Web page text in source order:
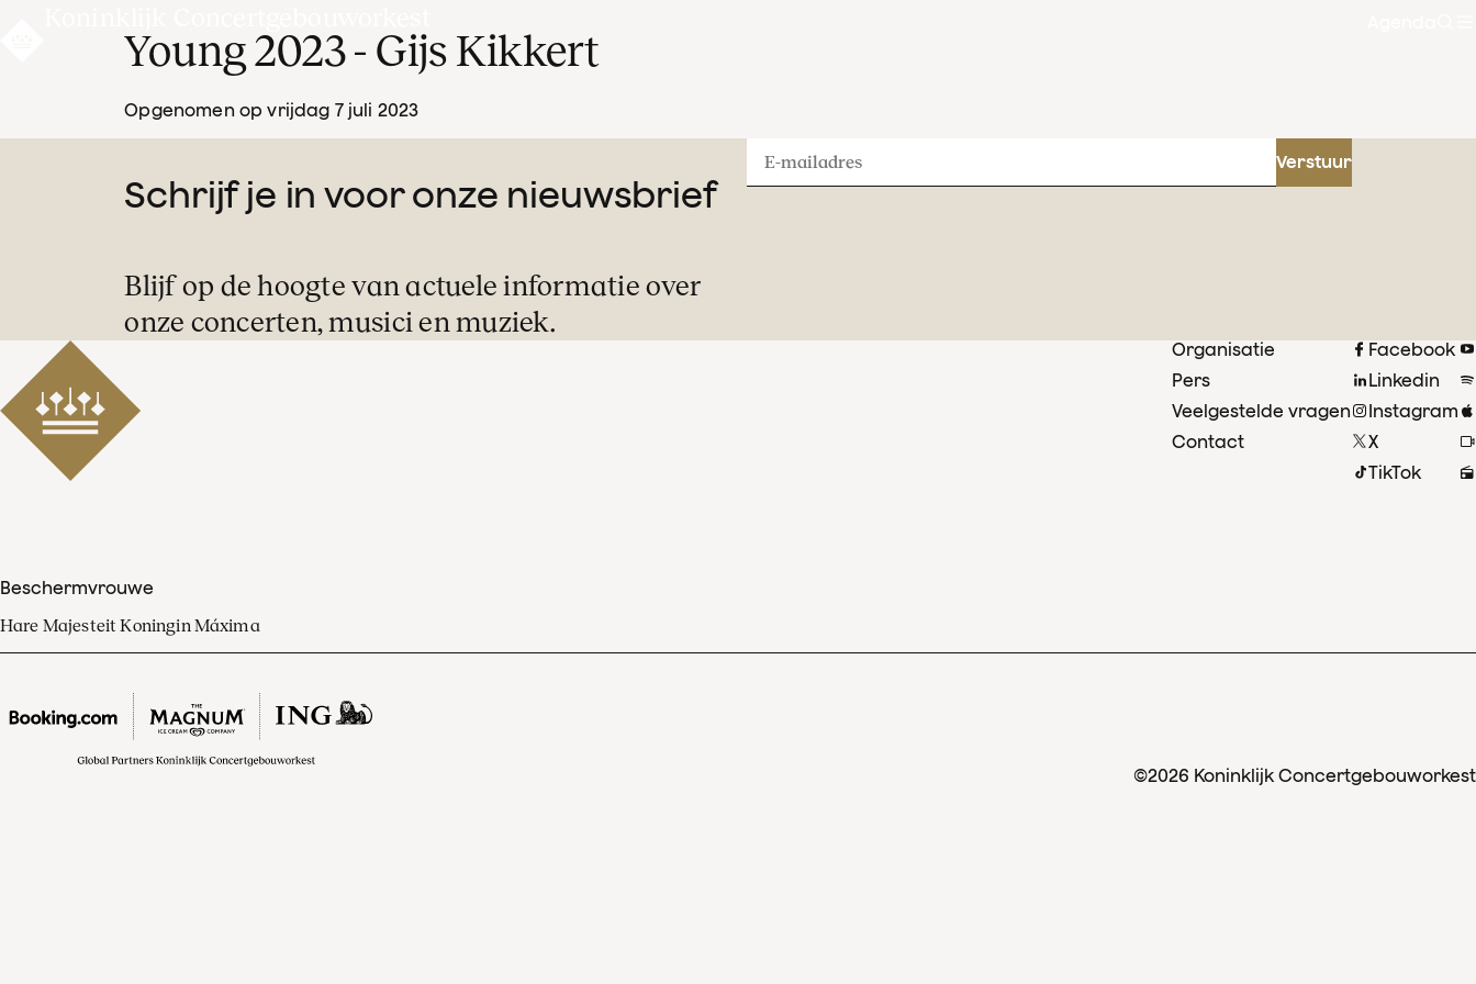
Young 2023 - Gijs Kikkert
Opgenomen op vrijdag 7 juli 2023
Schrijf je in voor onze nieuwsbrief
Blijf op de hoogte van actuele informatie over
onze concerten, musici en muziek.
E-
mailadres
Verstuur
Beschermvrouwe
Hare Majesteit Koningin Máxima
Organisatie
Pers
Veelgestelde vragen
Contact
Facebook
Linkedin
Instagram
X
TikTok
©2026 Koninklijk Concertgebouworkest